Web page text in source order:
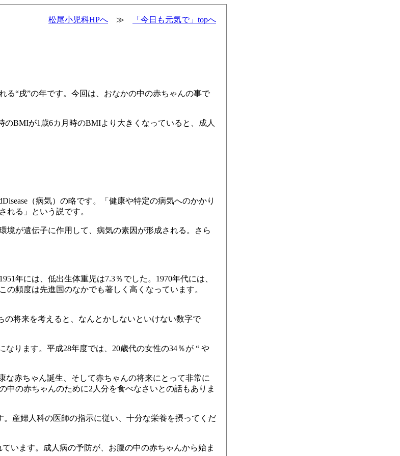
松尾小児科HPへ ≫ 「今日も元気で」topへ
“戌”の年です。今回は、おなかの中の赤ちゃんの事で
BMIが1歳6カ月時のBMIより大きくなっていると、成人
（病気）の略です。「健康や特定の病気へのかかり
れる」という説です。
が遺伝子に作用して、病気の素因が形成される。さら
年には、低出生体重児は7.3％でした。1970年代には、
の頻度は先進国のなかでも著しく高くなっています。
将来を考えると、なんとかしないといけない数字で
ります。平成28年度では、20歳代の女性の34％が “ や
赤ちゃん誕生、そして赤ちゃんの将来にとって非常に
の赤ちゃんのために2人分を食べなさいとの話もありま
産婦人科の医師の指示に従い、十分な栄養を摂ってくだ
います。成人病の予防が、お腹の中の赤ちゃんから始ま